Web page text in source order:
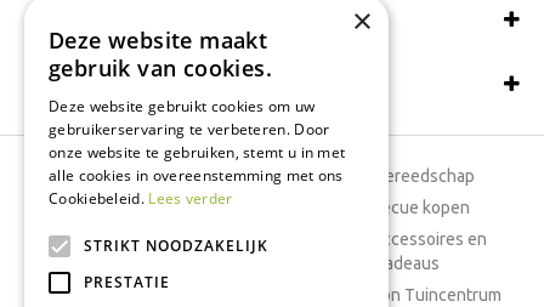
Wij accepteren ook:
Schrijf een recensie
Tuincentrum
Dierenwinkel
Tuinplanten
Tuingereedschap
Barbecue kopen
Woonaccessoires en
cadeaus
Cadeaubon Tuincentrum
×
Deze website maakt
gebruik van cookies.
Deze website gebruikt cookies om uw
gebruikerservaring te verbeteren. Door
onze website te gebruiken, stemt u in met
alle cookies in overeenstemming met ons
Cookiebeleid. Lees verder
STRIKT NOODZAKELIJK
PRESTATIE